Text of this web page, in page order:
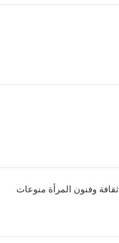
ثقافة وفنون المرأة منوعات